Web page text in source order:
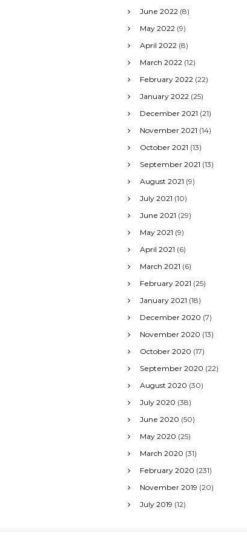
June 2022 (8)
May 2022 (9)
April 2022 (8)
March 2022 (12)
February 2022 (22)
January 2022 (25)
December 2021 (21)
November 2021 (14)
October 2021 (13)
September 2021 (13)
August 2021 (9)
July 2021 (10)
June 2021 (29)
May 2021 (9)
April 2021 (6)
March 2021 (6)
February 2021 (25)
January 2021 (18)
December 2020 (7)
November 2020 (13)
October 2020 (17)
September 2020 (22)
August 2020 (30)
July 2020 (38)
June 2020 (50)
May 2020 (25)
March 2020 (31)
February 2020 (231)
November 2019 (20)
July 2019 (12)